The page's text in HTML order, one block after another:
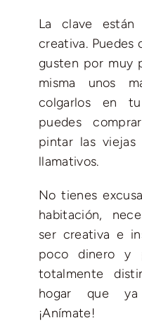
La clave
creativa. Puedes
gusten por muy
misma unos
colgarlos en tu
puedes
pintar las
llamativos.
No tienes
habitación,
ser creativa e
poco dinero y
totalmente
hogar que
¡Anímate!